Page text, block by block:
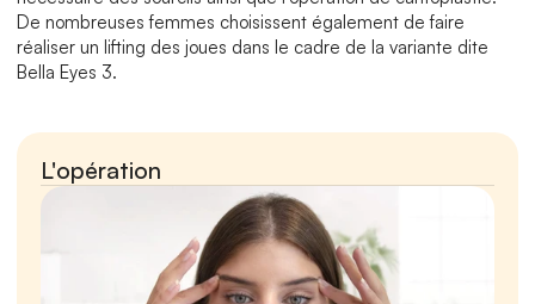
De nombreuses femmes choisissent également de faire
réaliser un lifting des joues dans le cadre de la variante dite
Bella Eyes 3.
L'opération